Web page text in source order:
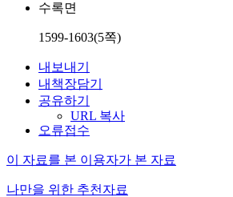
수록면
1599-1603(5쪽)
내보내기
내책장담기
공유하기
URL 복사
오류접수
이 자료를 본 이용자가 본 자료
나만을 위한 추천자료